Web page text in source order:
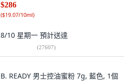
$286
($19.07/10ml)
8/10 星期一 預計送達
(27607)
B. READY 男士控油蜜粉 7g, 藍色, 1個